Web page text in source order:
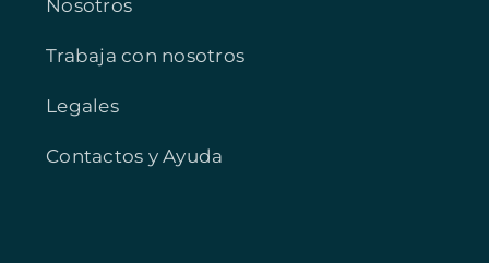
Nosotros
Trabaja con nosotros
Legales
Contactos y Ayuda